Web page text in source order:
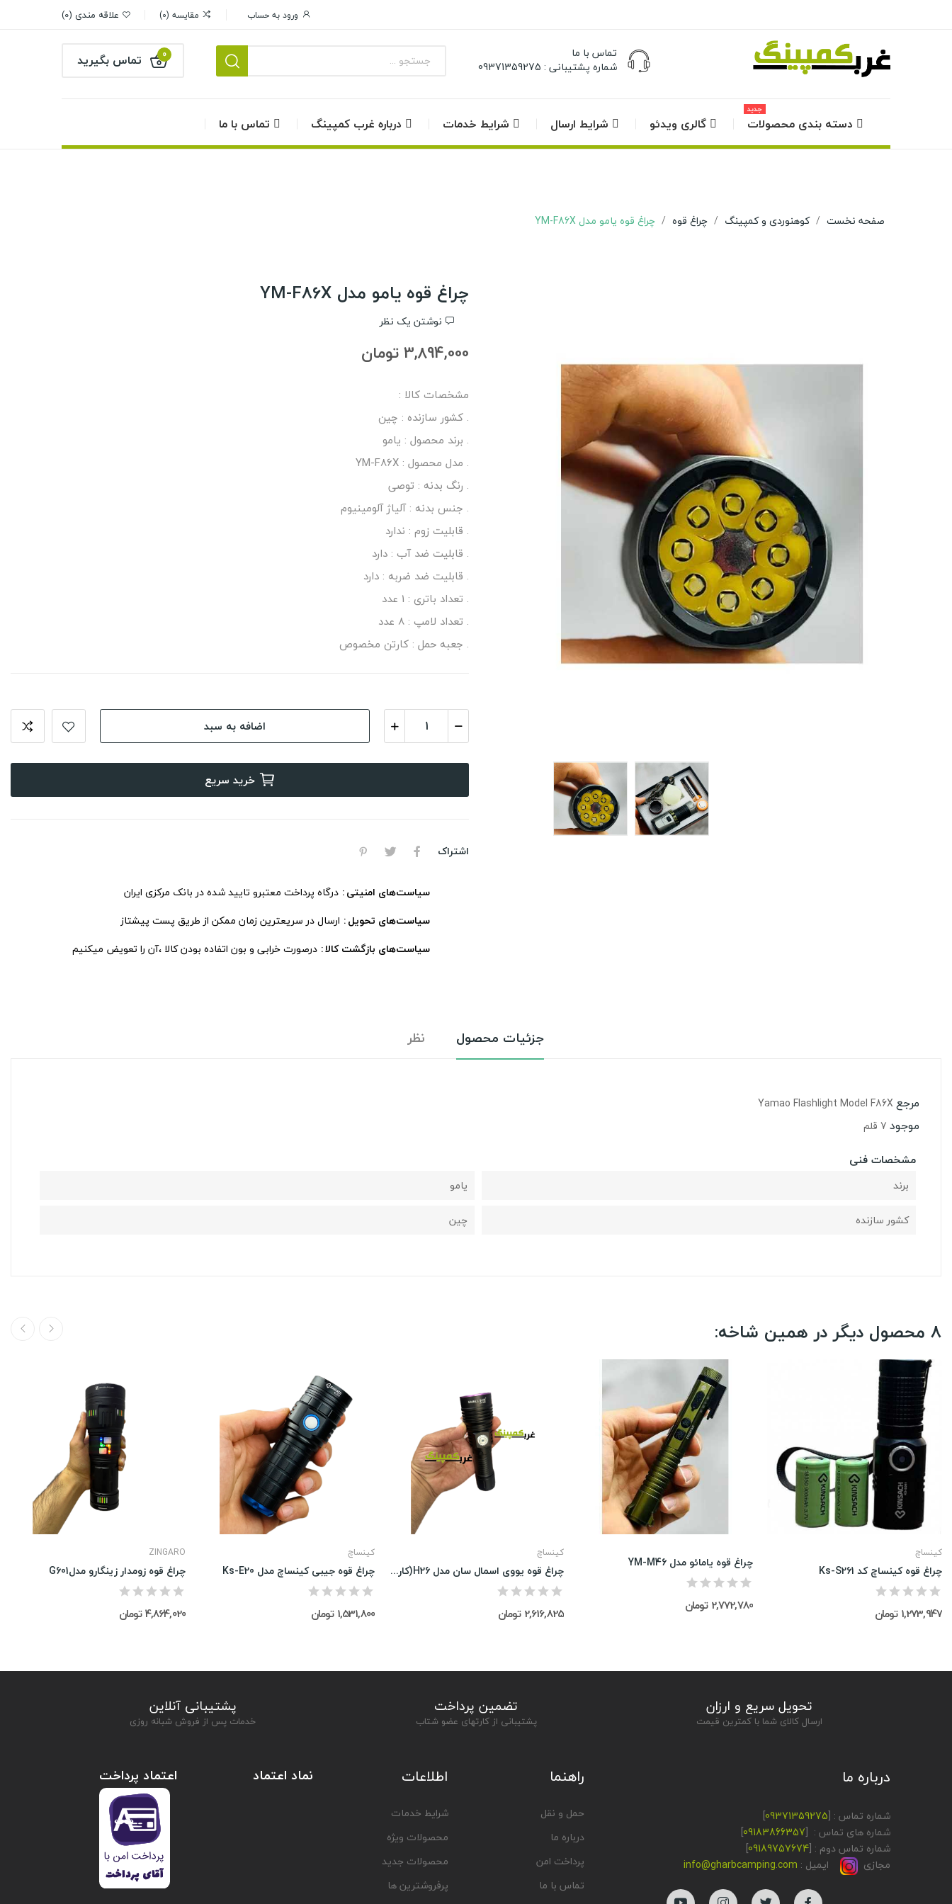
ورود به حساب مقایسه 0 علاقه مندی 0
تماس با ما
شماره پشتیبانی : 09371359275
تماس بگیرید 0
دسته بندی محصولات
جدید
گالری ویدئو شرایط ارسال شرایط خدمات درباره غرب کمپینگ تماس با ما
صفحه نخست کوهنوردی و کمپینگ چراغ قوه چراغ قوه یامو مدل YM-F86X
چراغ قوه یامو مدل YM-F86X
نوشتن یک نظر
3,894,000 تومان
مشخصات کالا :
. کشور سازنده : چین
. برند محصول : یامو
. مدل محصول : YM-F86X
. رنگ بدنه : توصی
. جنس بدنه : آلیاژ آلومینیوم
. قابلیت زوم : ندارد
. قابلیت ضد آب : دارد
. قابلیت ضد ضربه : دارد
. تعداد باتری : 1 عدد
. تعداد لامپ : 8 عدد
. جعبه حمل : کارتن مخصوص
اضافه به سبد
خرید سریع
اشتراک
سیاست‌های امنیتی درگاه پرداخت معتبرو تایید شده در بانک مرکزی ایران
سیاست‌های تحویل ارسال در سریعترین زمان ممکن از طریق پست پیشتاز
سیاست‌های بازگشت کالا درصورت خرابی و بون اتفاده بودن کالا ،آن را تعویض میکنیم
جزئیات محصول نظر
مرجع Yamao Flashlight Model F86X
موجود 7 قلم
مشخصات فنی
برند
یامو
کشور سازنده
چین
8 محصول دیگر در همین شاخه:
ZINGARO
چراغ قوه زومدار زینگارو مدلG601
4,864,020 تومان
کینساچ
چراغ قوه جیبی کینساچ مدل Ks-E20
1,531,800 تومان
کینساچ
چراغ قوه یووی اسمال سان مدل H26(کارشناسی ماشین)
2,616,825 تومان
چراغ قوه یامائو مدل YM-M46
2,772,780 تومان
کینساچ
چراغ قوه کینساچ کد Ks-S261
1,273,947 تومان
تحویل سریع و ارزان
ارسال کالای شما با کمترین قیمت
تضمین پرداخت
پشتیبانی از کارتهای عضو شتاب
پشتیبانی آنلاین
خدمات پس از فروش شبانه روزی
درباره ما
شماره تماس : [09371359275
]
شماره های تماس : [09183866357
]
شماره تماس دوم : [09189757674
]
مجازی
ایمیل : info@gharbcamping.com
راهنما
حمل و نقل
درباره ما
پرداخت امن
تماس با ما
اطلاعات
شرایط خدمات
محصولات ویژه
محصولات جدید
پرفروشترین ها
نماد اعتماد اعتماد پرداخت